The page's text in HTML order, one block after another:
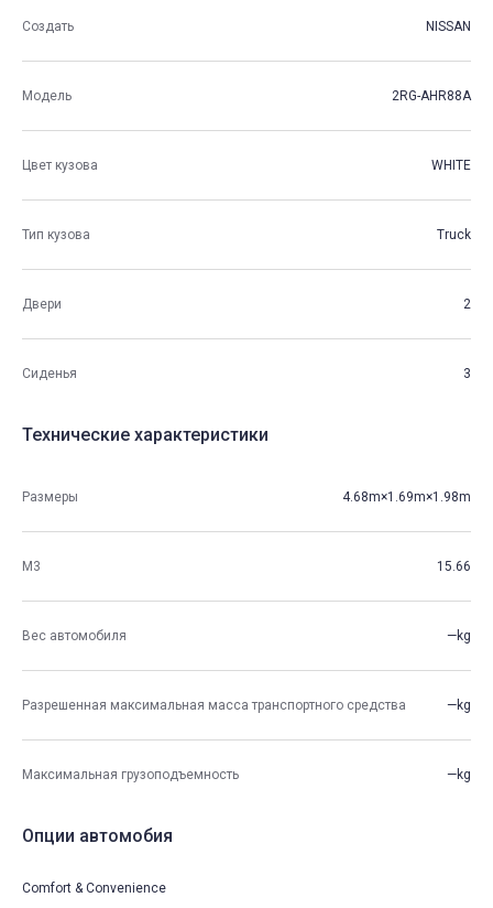
Создать NISSAN
Модель 2RG-AHR88A
Цвет кузова WHITE
Тип кузова Truck
Двери 2
Сиденья 3
Технические характеристики
Размеры 4.68m×1.69m×1.98m
М3 15.66
Вес автомобиля —kg
Разрешенная максимальная масса транспортного средства —kg
Максимальная грузоподъемность —kg
Опции автомобия
Comfort & Convenience